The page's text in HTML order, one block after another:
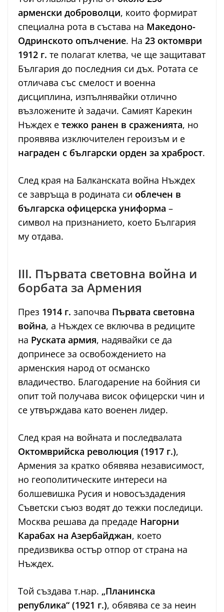
арменски доброволци, които формират
специална рота в състава на Македоно-
Одринското опълчение. На 23 октомври
1912 г. те полагат клетва, че ще защитават
България до последния си дъх. Ротата се
отличава със смелост и военна
дисциплина, изпълнявайки отлично
възложените ѝ задачи. Самият Карекин
Нъждех е тежко ранен в сраженията, но
проявява изключителен героизъм и е
наградeн с български орден за храброст.
След края на Балканската война Нъждех
се завръща в родината си облечен в
българска офицерска униформа –
символ на признанието, което България
му отдава.
III. Първата световна война и
борбата за Армения
През 1914 г. започва Първата световна
война, а Нъждех се включва в редиците
на Руската армия, надявайки се да
допринесе за освобождението на
арменския народ от османско
владичество. Благодарение на бойния си
опит той получава висок офицерски чин и
се утвърждава като военен лидер.
След края на войната и последвалата
Октомврийска революция (1917 г.),
Армения за кратко обявява независимост,
но геополитическите интереси на
болшевишка Русия и новосъздадения
Съветски съюз водят до тежки последици.
Москва решава да предаде Нагорни
Карабах на Азербайджан, което
предизвиква остър отпор от страна на
Нъждех.
Той създава т.нар. „Планинска
република“ (1921 г.), обявява се за неин